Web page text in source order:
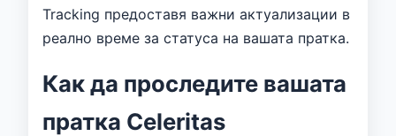
Tracking предоставя важни актуализации в
реално време за статуса на вашата пратка.
Как да проследите вашата
пратка Celeritas